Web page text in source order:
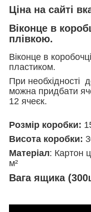
Ціна на сайті
Віконце в
плівкою.
Віконце в
пластиком.
При необхідності
можна придбати
12 ячеєк.
Розмір коробки:
Висота коробки:
Матеріал: Картон
м²
Вага ящика